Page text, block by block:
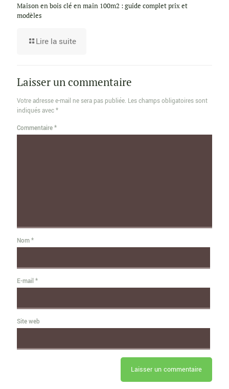
Maison en bois clé en main 100m2 : guide complet prix et
modèles
Lire la suite
Laisser un commentaire
Votre adresse e-mail ne sera pas publiée. Les champs obligatoires sont
indiqués avec*
Commentaire*
Nom*
E-mail *
Site web